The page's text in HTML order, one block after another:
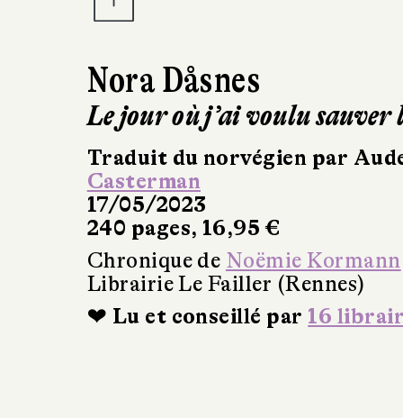
Nora Dåsnes
Le jour où j’ai voulu sauver
Traduit du norvégien par
Casterman
17/05/2023
240 pages, 16,95 €
Chronique de Noëmie Kormann
Librairie Le Failler (Rennes)
❤ Lu et conseillé par 16